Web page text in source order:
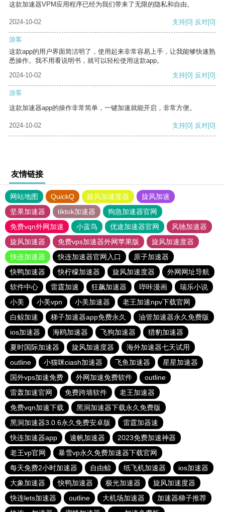
这款加速器VPM应用程序已经为我们带来了无限的隐私和自由。
2024-10-02 支持[0] 反对[0]
游客
这款app的用户界面简洁明了，使用起来非常容易上手，让我能够快速熟
悉操作。我不用看说明书，就可以轻松使用这款app。
2024-10-02
支持[0] 反对[0]
游客
这款加速器app的操作非常简单，一键加速就能开启，非常方便。
2024-10-02 支持[0] 反对[0]
友情链接
网站地图 QuickQ 旋风加速度器
旋风加速
坚果加速器
tiktok加速器
狗急加速器官网
免费vqn外网加速
小蓝鸟 优途加速器官网
风驰加速器
旋风加速器
免费vps加速器外网苹果版
旋风加速度器
快连加速器
快连加速器官网入口
原子加速器
快鸭加速器
快柠檬加速器 旋风加速度器
外网网址导航
软件中心
雷霆加速 狂飙加速器 哔咔漫画
瑞乐小说
小美
小美vpn 小美加速器
老王加速npv下载官网
白鲸加速
梯子加速器app免费永久
油管加速器永久免费版
ios加速器
海鸥加速器 飞狗加速器
猎豹加速器
夏时国际加速器
旋风加速度器
海外加速器七天试用
outline
小猫咪ciash加速器 飞鱼加速器
星星加速器
国外vps加速免费
外网加速免费软件
outline
雷轰加速官网
免费跨墙软件
老王加速器
免费vqn加速下载
黑洞加速器下载永久免费版
黑洞加速器3.0.6永久免费安卓版
雷霆加器速
快连加速器app
速帆加速器
2023免费加速神器
老王vp官网
暴雪vp永久免费加速器下载官网
每天免费2小时加速器
自由鲸 纸飞机加速器
ios加速器
大象加速器
快鸭加速器 极光加速器
旋风加速度器
快连lets加速器
outline 大机场加速器
加速器梯子推荐